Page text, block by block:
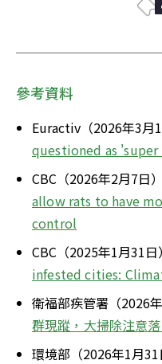
參考資料
Euractiv（2026年3月
questioned as
CBC（2026年2月7日）
allow rats to have
control
CBC（2025年1月31日
infested cities:
衛福部疾管署（2026
群現蹤，大掃除注意
環境部（2026年1月31